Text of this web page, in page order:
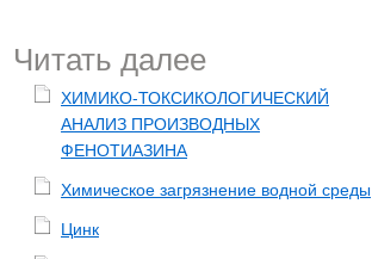
Читать далее
ХИМИКО-ТОКСИКОЛОГИЧЕСКИЙ
АНАЛИЗ ПРОИЗВОДНЫХ
ФЕНОТИАЗИНА
Химическое загрязнение водной среды
Цинк